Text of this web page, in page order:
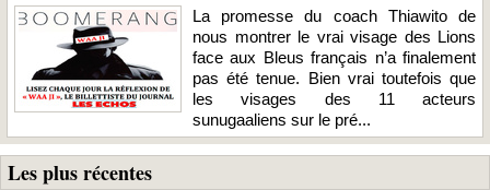
La promesse du coach Thiawito de
nous montrer le vrai visage des Lions
face aux Bleus français n’a finalement
pas été tenue. Bien vrai toutefois que
les visages des 11 acteurs
sunugaaliens sur le pré...
Les plus récentes